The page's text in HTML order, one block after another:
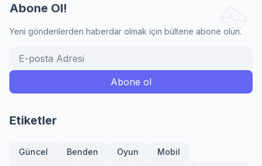
Abone Ol!
Yeni gönderilerden haberdar olmak için bültene abone olun.
Etiketler
Güncel Benden Oyun
Mobil